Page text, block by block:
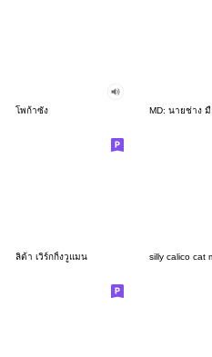
โพก้าซัง MD: นายช่าง
ลิต้า เวิร์กกิ้งวูแมน silly calico cat